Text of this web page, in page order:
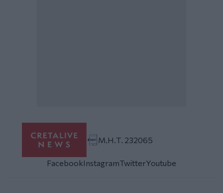
Μ.Η.Τ. 232065
FacebookInstagramTwitterYoutube